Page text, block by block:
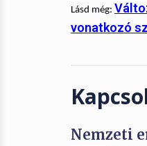
Lásd még:
vonatkozó
Nemzeti